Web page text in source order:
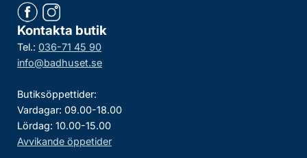
Kontakta butik
Tel.: 036-71 45 90
info@badhuset.se
Butiksöppettider:
Vardagar: 09.00-18.00
Lördag: 10.00-15.00
Avvikande öppetider